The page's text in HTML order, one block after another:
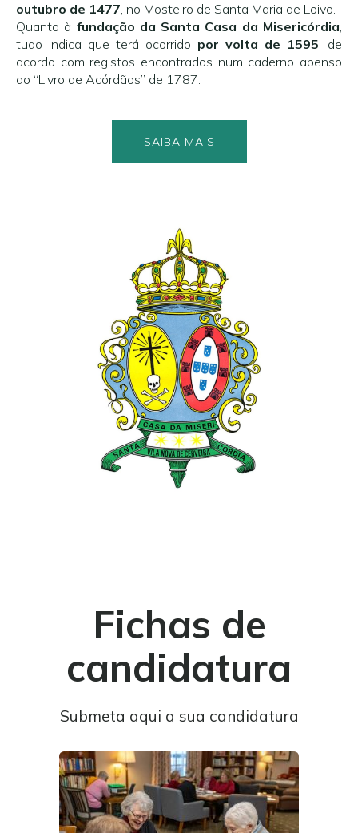
outubro de 1477, no Mosteiro de Santa Maria de Loivo.
Quanto à fundação da Santa Casa da Misericórdia,
tudo indica que terá ocorrido por volta de 1595, de
acordo com registos encontrados num caderno apenso
ao “Livro de Acórdãos” de 1787.
SAIBA MAIS
Fichas de
candidatura
Submeta aqui a sua candidatura